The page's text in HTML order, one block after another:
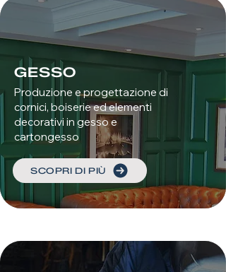
GESSO
Produzione e progettazione di
cornici, boiserie ed elementi
decorativi in gesso e
cartongesso
SCOPRI DI PIÙ